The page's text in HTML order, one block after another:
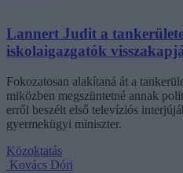
Lannert Judit a
iskolaigazgatók
Fokozatosan alakítaná át a
miközben megszüntetné annak
erről beszélt első televíziós
gyermekügyi miniszter.
Közoktatás
Kovács Dóri